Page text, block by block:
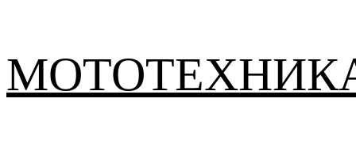
содержимому